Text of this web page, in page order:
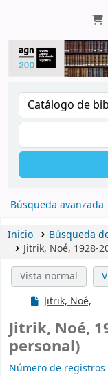
Búsqueda avanzada
Inicio
Búsqueda
Jitrik, Noé, 1928-
Vista normal
Jitrik, Noé,
Jitrik, Noé,
personal)
Número de